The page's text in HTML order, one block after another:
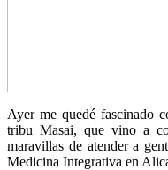
Ayer me quedé fascinado
tribu Masai, que vino a
maravillas de atender a
Medicina Integrativa en